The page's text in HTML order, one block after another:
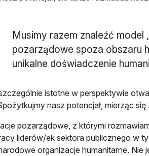
Musimy razem znaleźć
pozarządowe spoza obszaru
unikalne doświadczenie
istotne w perspektywie
nasz potencjał, mierząc
pozarządowe, z którymi
liderów/ek sektora publicznego w
organizacje humanitarne.